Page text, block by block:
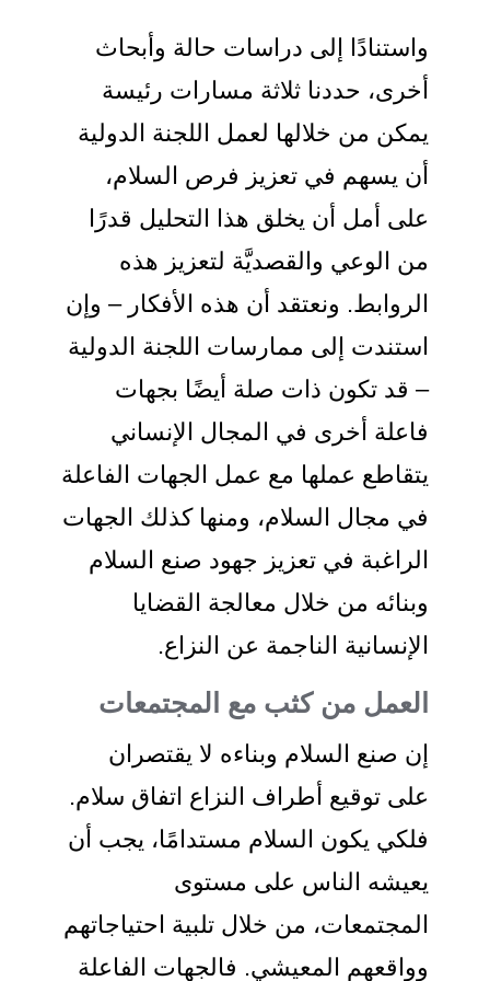
واستنادًا إلى دراسات حالة وأبحاث
أخرى، حددنا ثلاثة مسارات رئيسة
يمكن من خلالها لعمل اللجنة الدولية
أن يسهم في تعزيز فرص السلام،
على أمل أن يخلق هذا التحليل قدرًا
من الوعي والقصديَّة لتعزيز هذه
الروابط. ونعتقد أن هذه الأفكار – وإن
استندت إلى ممارسات اللجنة الدولية
– قد تكون ذات صلة أيضًا بجهات
فاعلة أخرى في المجال الإنساني
يتقاطع عملها مع عمل الجهات الفاعلة
في مجال السلام، ومنها كذلك الجهات
الراغبة في تعزيز جهود صنع السلام
وبنائه من خلال معالجة القضايا
الإنسانية الناجمة عن النزاع.
العمل من كثب مع المجتمعات
إن صنع السلام وبناءه لا يقتصران
على توقيع أطراف النزاع اتفاق سلام.
فلكي يكون السلام مستدامًا، يجب أن
يعيشه الناس على مستوى
المجتمعات، من خلال تلبية احتياجاتهم
وواقعهم المعيشي. فالجهات الفاعلة